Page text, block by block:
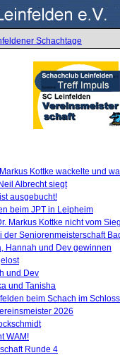
Schachtage
Kottke wackelte und
Albrecht siegt
ausgebucht!
beim JPT in Leipheim
Markus Kottke nicht vom
der Seniorenmeisterschaft
Hannah und Dev gewinnen
und Dev
und Tanisha
beim Schach im
2026
WAM!
Runde 4